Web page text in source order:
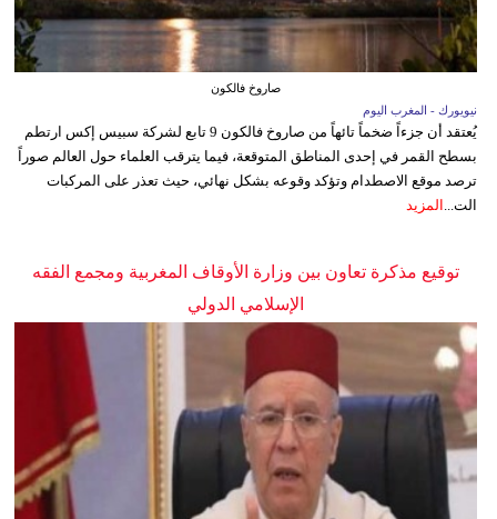
صاروخ فالكون
نيويورك - المغرب اليوم
يُعتقد أن جزءاً ضخماً تائهاً من صاروخ فالكون 9 تابع لشركة سبيس إكس ارتطم
بسطح القمر في إحدى المناطق المتوقعة، فيما يترقب العلماء حول العالم صوراً
ترصد موقع الاصطدام وتؤكد وقوعه بشكل نهائي، حيث تعذر على المركبات
الت... المزيد
توقيع مذكرة تعاون بين وزارة الأوقاف المغربية ومجمع الفقه
الإسلامي الدولي